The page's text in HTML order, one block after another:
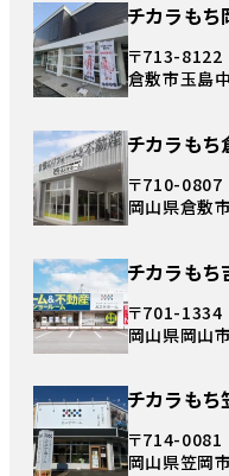
チカラもち
〒713-8122
倉敷市玉島
チカラもち
〒710-0807
岡山県倉敷
チカラも
〒701-1334
岡山県岡山
チカラもち
〒714-0081
岡山県笠岡